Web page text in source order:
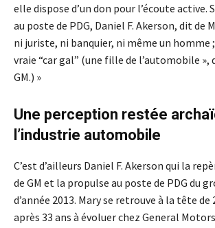
elle dispose d’un don pour l’écoute active.
au poste de PDG, Daniel F. Akerson, dit de
ni juriste, ni banquier, ni même un homme
vraie “car gal” (une fille de l’automobile »,
GM.) »
Une perception restée
l’industrie automobile
C’est d’ailleurs Daniel F. Akerson qui la
de GM et la propulse au poste de PDG du
d’année 2013. Mary se retrouve à la tête de
après 33 ans à évoluer chez General